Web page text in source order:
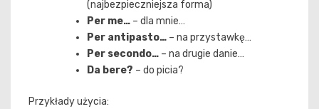
(najbezpieczniejsza forma)
Per me… – dla mnie…
Per antipasto… – na przystawkę…
Per secondo… – na drugie danie…
Da bere? – do picia?
Przykłady użycia: